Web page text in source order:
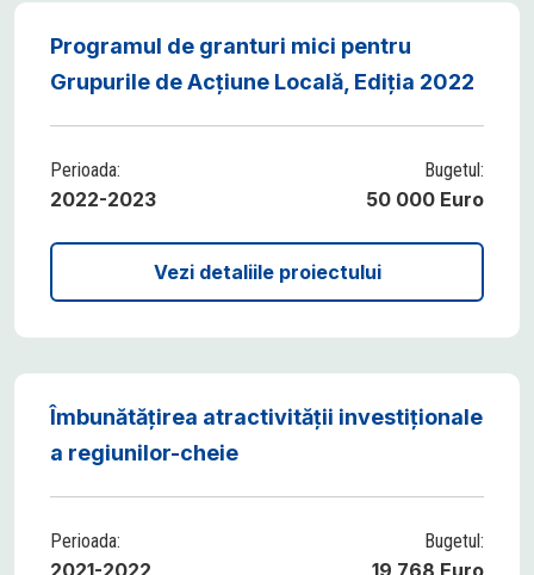
Programul de granturi mici pentru
Grupurile de Acțiune Locală, Ediția 2022
Perioada:
2022-2023
Bugetul:
50 000 Euro
Vezi detaliile proiectului
Îmbunătățirea atractivității investiționale
a regiunilor-cheie
Perioada:
2021-2022
Bugetul:
19 768 Euro